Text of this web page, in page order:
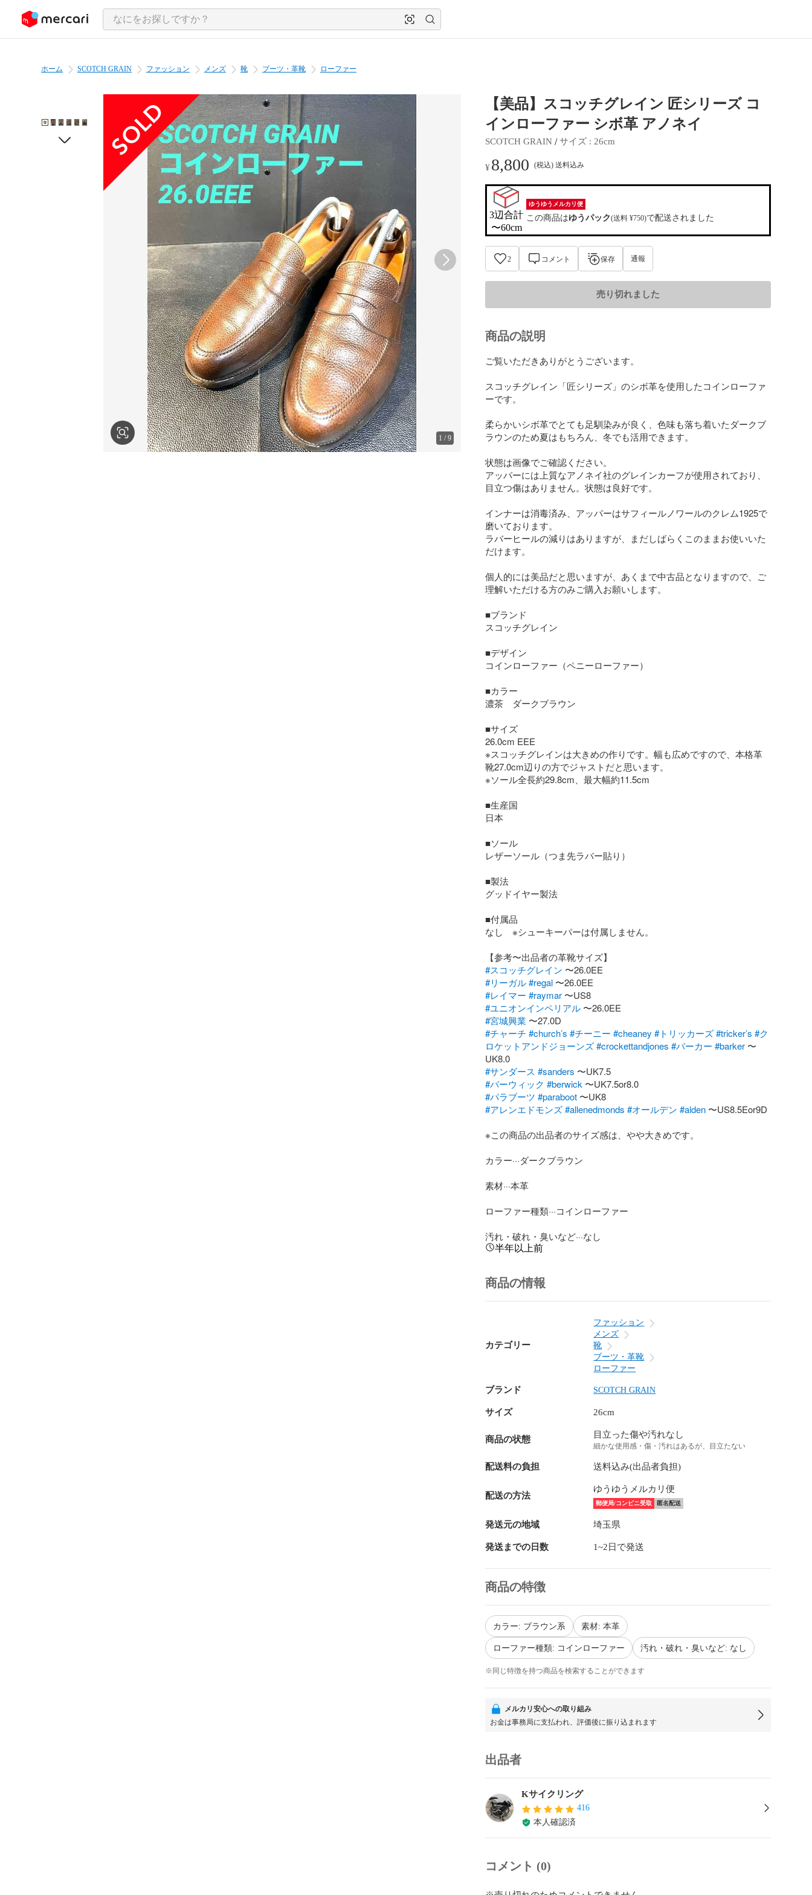
ツにスキップ
ホーム SCOTCH GRAIN ファッション メンズ 靴 ブーツ・革靴 ローファー
1 /9
【美品】スコッチグレイン 匠シリーズ コ
インローファー シボ革 アノネイ
SCOTCH GRAIN / サイズ : 26cm
¥ 8,800 (税込) 送料込み
3辺合計
〜60cm
ゆうゆうメルカリ便
この商品はゆうパック(送料 ¥750)で配送されました
2 コメント 保存 通報
売り切れました
商品の説明
ご覧いただきありがとうございます。
スコッチグレイン「匠シリーズ」のシボ革を使用したコインローファ
ーです。
柔らかいシボ革でとても足馴染みが良く、色味も落ち着いたダークブ
ラウンのため夏はもちろん、冬でも活用できます。
状態は画像でご確認ください。
アッパーには上質なアノネイ社のグレインカーフが使用されており、
目立つ傷はありません。状態は良好です。
インナーは消毒済み、アッパーはサフィールノワールのクレム1925で
磨いております。
ラバーヒールの減りはありますが、まだしばらくこのままお使いいた
だけます。
個人的には美品だと思いますが、あくまで中古品となりますので、ご
理解いただける方のみご購入お願いします。
■ブランド
スコッチグレイン
■デザイン
コインローファー（ペニーローファー）
■カラー
濃茶　ダークブラウン
■サイズ
26.0cm EEE
※スコッチグレインは大きめの作りです。幅も広めですので、本格革
靴27.0cm辺りの方でジャストだと思います。
※ソール全長約29.8cm、最大幅約11.5cm
■生産国
日本
■ソール
レザーソール（つま先ラバー貼り）
■製法
グッドイヤー製法
■付属品
なし　※シューキーパーは付属しません。
#スコッチグレイン
#リーガル #regal
#レイマー #raymar
〜US8
#ユニオンインペリアル
#宮城興業
#チャーチ #church’s #チーニー #cheaney #トリッカーズ #tricker’s #ク
ロケットアンドジョーンズ #crockettandjones #バーカー #barker 〜
UK8.0
#サンダース #sanders
〜UK7.5
#バーウィック #berwick
〜UK7.5or8.0
#パラブーツ #paraboot
〜UK8
#アレンエドモンズ #allenedmonds #オールデン #alden 〜US8.5Eor9D
※この商品の出品者のサイズ感は、やや大きめです。
カラー···ダークブラウン
素材···本革
ローファー種類···コインローファー
汚れ・破れ・臭いなど···なし
半年以上前
商品の情報
カテゴリー
ファッション
メンズ
靴
ブーツ・革靴
ローファー
ブランド SCOTCH GRAIN
サイズ 26cm
商品の状態 目立った傷や汚れなし
細かな使用感・傷・汚れはあるが、目立たない
配送料の負担 送料込み(出品者負担)
配送の方法
ゆうゆうメルカリ便
郵便局/コンビニ受取 匿名配送
発送元の地域 埼玉県
発送までの日数 1~2日で発送
商品の特徴
カラー: ブラウン系 素材: 本革
ローファー種類: コインローファー 汚れ・破れ・臭いなど: なし
※同じ特徴を持つ商品を検索することができます
メルカリ安心への取り組み
お金は事務局に支払われ、評価後に振り込まれます
出品者
Kサイクリング
416
本人確認済
コメント (0)